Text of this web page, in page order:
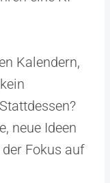
Kalendern,
neue Ideen
Fokus auf